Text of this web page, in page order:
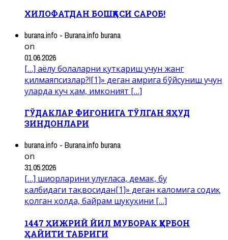
ХИЛОФАТДАН БОШҚАСИ САРОБ!
burana.info - Burana.info burana
on
01.06.2026
[…] аёлу болаларни қутқариш учун жанг
қилмаяпсизлар?![1]» деган амрига бўйсуниш учун
уларда куч ҳам, имконият […]
ГЎДАКЛАР ФИҒОНИГА ТЎЛГАН ЯҲУД
ЗИНДОНЛАРИ
burana.info - Burana.info burana
on
31.05.2026
[…] шиорларини улуғласа, демак, бу
қалбидаги тақвосидан[1]» деган каломига содиқ
қолган ҳолда, байрам шукуҳини […]
1447 ҲИЖРИЙ ЙИЛ МУБОРАК ҚУРБОН
ҲАЙИТИ ТАБРИГИ